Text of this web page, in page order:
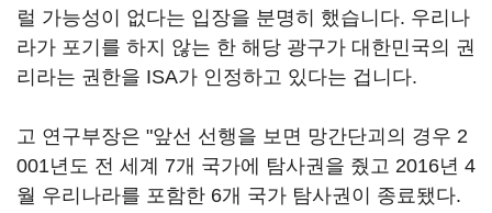
럴 가능성이 없다는 입장을 분명히 했습니다. 우리나
라가 포기를 하지 않는 한 해당 광구가 대한민국의 권
리라는 권한을 ISA가 인정하고 있다는 겁니다.
고 연구부장은 "앞선 선행을 보면 망간단괴의 경우 2
001년도 전 세계 7개 국가에 탐사권을 줬고 2016년 4
월 우리나라를 포함한 6개 국가 탐사권이 종료됐다.